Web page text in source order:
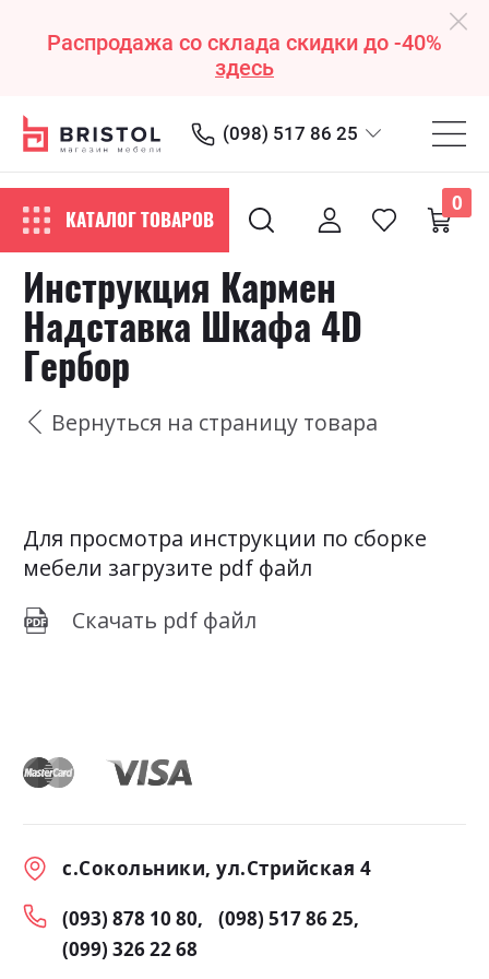
Распродажа со склада скидки до -40%
здесь
(098) 517 86 25
КАТАЛОГ ТОВАРОВ
0
Инструкция Кармен
Надставка Шкафа 4D
Гербор
Вернуться на страницу товара
Для просмотра инструкции по сборке
мебели загрузите pdf файл
Скачать pdf файл
с.Сокольники, ул.Стрийская 4
(093) 878 10 80
(098) 517 86 25
(099) 326 22 68